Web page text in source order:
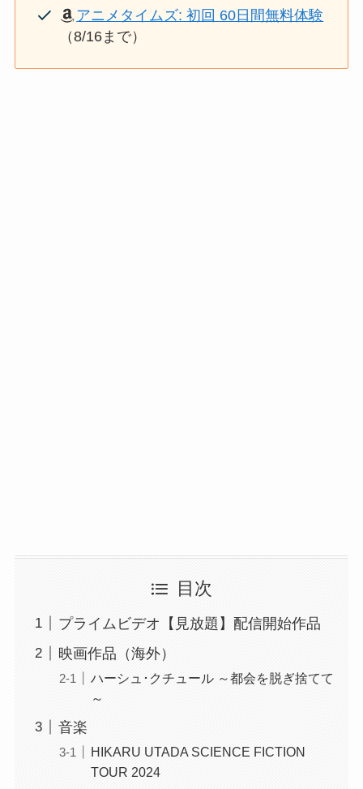
アニメタイムズ: 初回 60日間無料体験
（8/16まで）
目次
プライムビデオ【見放題】配信開始作品
映画作品（海外）
ハーシュ･クチュール ～都会を脱ぎ捨てて
～
音楽
HIKARU UTADA SCIENCE FICTION
TOUR 2024